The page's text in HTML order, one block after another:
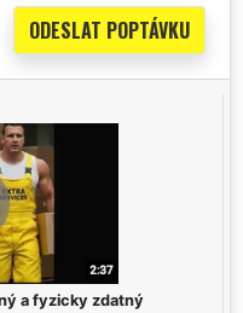
a fyzicky zdatný